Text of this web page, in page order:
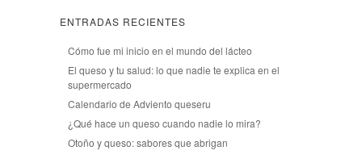
ENTRADAS RECIENTES
Cómo fue mi inicio en el mundo del lácteo
El queso y tu salud: lo que nadie te explica en el
supermercado
Calendario de Adviento queseru
¿Qué hace un queso cuando nadie lo mira?
Otoño y queso: sabores que abrigan